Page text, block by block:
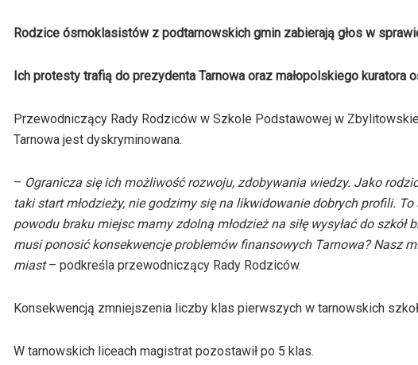
Rodzice ósmoklasistów z podtarnowskich gmin zabierają głos w
Ich protesty trafią do prezydenta Tarnowa oraz małopolskiego kuratora
Przewodniczący Rady Rodziców w Szkole Podstawowej w
Tarnowa jest dyskryminowana.
– Ogranicza się ich możliwość rozwoju, zdobywania wiedzy. Jako
taki start młodzieży, nie godzimy się na likwidowanie dobrych profili.
powodu braku miejsc mamy zdolną młodzież na siłę wysyłać do
musi ponosić konsekwencje problemów finansowych Tarnowa? Nasz
miast– podkreśla przewodniczący Rady Rodziców.
Konsekwencją zmniejszenia liczby klas pierwszych w tarnowskich
W tarnowskich liceach magistrat pozostawił po 5 klas.